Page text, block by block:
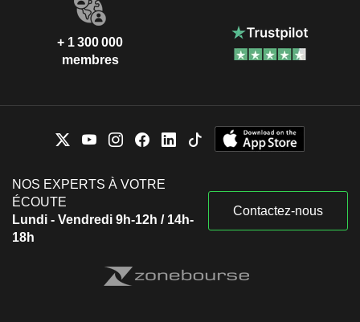
+ 1 300 000
membres
NOS EXPERTS À VOTRE
ÉCOUTE
Lundi - Vendredi 9h-12h / 14h-
18h
Contactez-nous